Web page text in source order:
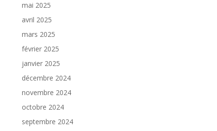
mai 2025
avril 2025
mars 2025
février 2025
janvier 2025
décembre 2024
novembre 2024
octobre 2024
septembre 2024